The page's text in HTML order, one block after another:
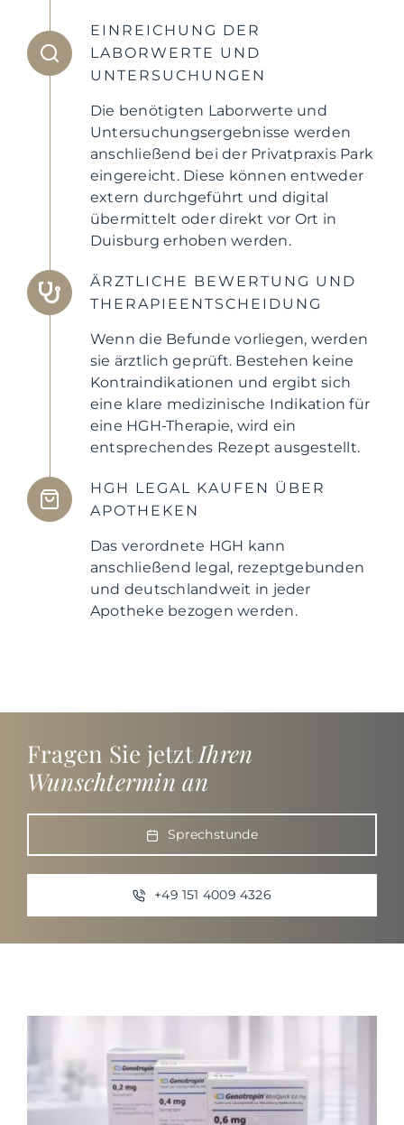
EINREICHUNG DER
LABORWERTE UND
UNTERSUCHUNGEN
Die benötigten Laborwerte und
Untersuchungsergebnisse werden
anschließend bei der Privatpraxis Park
eingereicht. Diese können entweder
extern durchgeführt und digital
übermittelt oder direkt vor Ort in
Duisburg erhoben werden.
ÄRZTLICHE BEWERTUNG UND
THERAPIEENTSCHEIDUNG
Wenn die Befunde vorliegen, werden
sie ärztlich geprüft. Bestehen keine
Kontraindikationen und ergibt sich
eine klare medizinische Indikation für
eine HGH-Therapie, wird ein
entsprechendes Rezept ausgestellt.
HGH LEGAL KAUFEN ÜBER
APOTHEKEN
Das verordnete HGH kann
anschließend legal, rezeptgebunden
und deutschlandweit in jeder
Apotheke bezogen werden.
Fragen Sie jetztIhren
Wunschtermin an
Sprechstunde
+49 151 4009 4326